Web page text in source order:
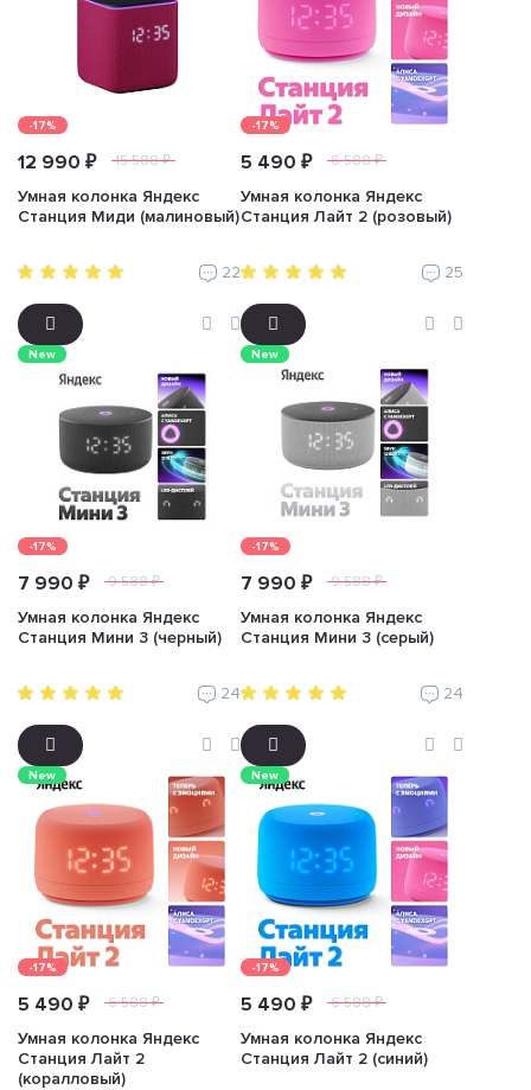
-17%
12 990 ₽ 15 588 ₽
Умная колонка Яндекс
Станция Миди (малиновый)
22
-17%
5 490 ₽ 6 588 ₽
Умная колонка Яндекс
Станция Лайт 2 (розовый)
25
New
-17%
7 990 ₽ 9 588 ₽
Умная колонка Яндекс
Станция Мини 3 (черный)
24
New
-17%
7 990 ₽ 9 588 ₽
Умная колонка Яндекс
Станция Мини 3 (серый)
24
New
-17%
5 490 ₽ 6 588 ₽
Умная колонка Яндекс
Станция Лайт 2
(коралловый)
New
-17%
5 490 ₽ 6 588 ₽
Умная колонка Яндекс
Станция Лайт 2 (синий)